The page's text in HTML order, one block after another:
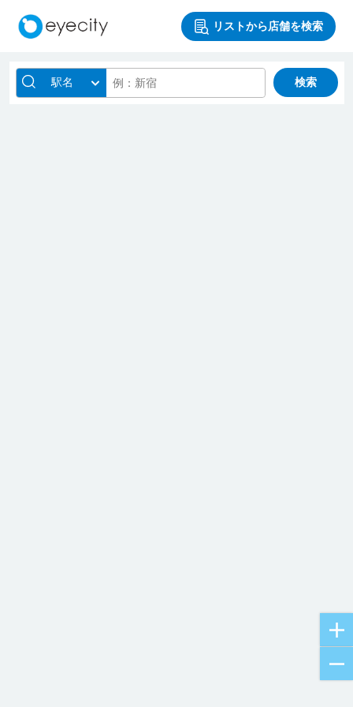
リストから店舗を検索
駅名 検索